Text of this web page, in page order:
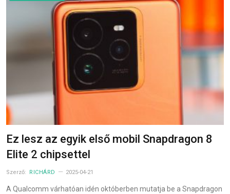
Ez lesz az egyik első mobil Snapdragon 8
Elite 2 chipsettel
Szerző: RICHÁRD 2025-04-21
A Qualcomm várhatóan idén októberben mutatja be a Snapdragon